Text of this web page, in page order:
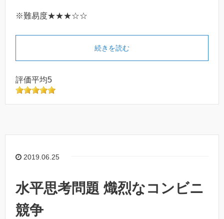
※難易度★★★☆☆
続きを読む
評価平均5
2019.06.25
水平思考問題 熾烈なコンビニ
競争